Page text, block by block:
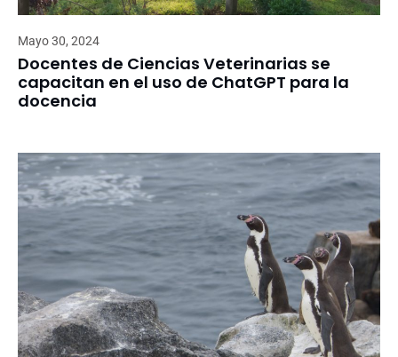
Mayo 30, 2024
Docentes de Ciencias Veterinarias se
capacitan en el uso de ChatGPT para la
docencia